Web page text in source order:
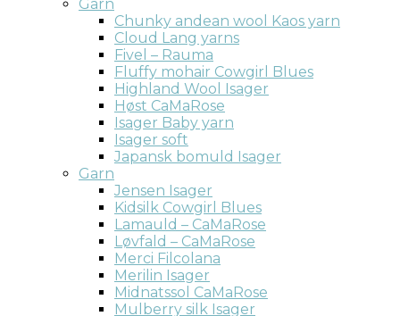
Garn
Chunky andean wool Kaos yarn
Cloud Lang yarns
Fivel – Rauma
Fluffy mohair Cowgirl Blues
Highland Wool Isager
Høst CaMaRose
Isager Baby yarn
Isager soft
Japansk bomuld Isager
Garn
Jensen Isager
Kidsilk Cowgirl Blues
Lamauld – CaMaRose
Løvfald – CaMaRose
Merci Filcolana
Merilin Isager
Midnatssol CaMaRose
Mulberry silk Isager